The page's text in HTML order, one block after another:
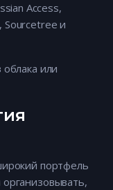
Access,
Sourcetree и
или
портфель